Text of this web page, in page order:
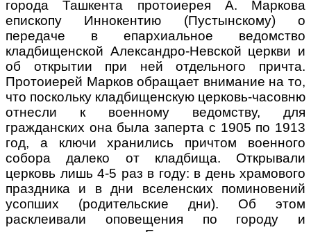
города Ташкента протоиерея А. Маркова
епископу Иннокентию (Пустынскому) о
передаче в епархиальное ведомство
кладбищенской Александро-Невской церкви и
об открытии при ней отдельного причта.
Протоиерей Марков обращает внимание на то,
что поскольку кладбищенскую церковь-часовню
отнесли к военному ведомству, для
гражданских она была заперта с 1905 по 1913
год, а ключи хранились причтом военного
собора далеко от кладбища. Открывали
церковь лишь 4-5 раз в году: в день храмового
праздника и в дни вселенских поминовений
усопших (родительские дни). Об этом
расклеивали оповещения по городу и